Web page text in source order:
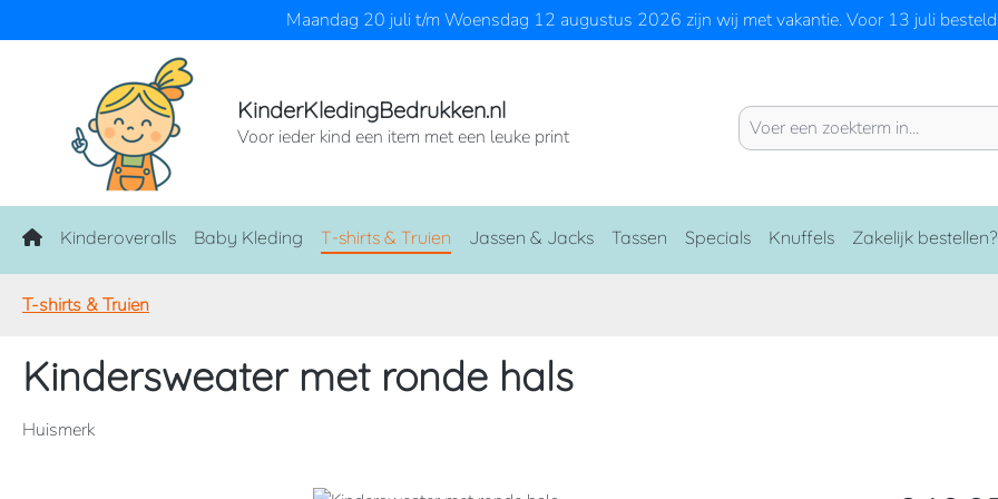
Maandag 20 juli t/m Woensdag 12 augustus 2026 zijn wij met vakantie. Voor 13 juli
KinderKledingBedrukken.nl
Voor ieder kind een item met een leuke print
Home
Kinderoveralls Baby Kleding T-shirts & Truien Jassen & Jacks Tassen Specials Knuffels Zakelijk bestellen?
T-shirts & Truien
Kindersweater met ronde hals
Huismerk